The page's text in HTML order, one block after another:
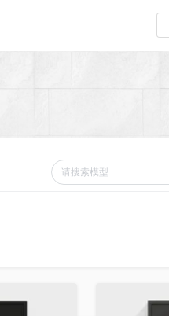
收藏